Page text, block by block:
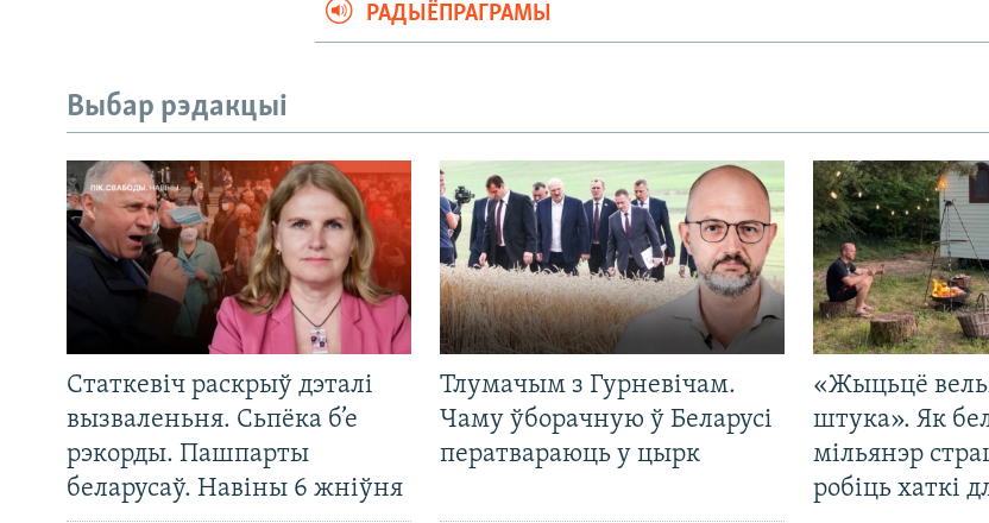
РАДЫЁПРАГРАМЫ
Выбар рэдакцыі
Статкевіч раскрыў дэталі
вызваленьня. Сьпёка б’е
рэкорды. Пашпарты
беларусаў. Навіны 6 жніўня
Тлумачым з Гурневічам.
Чаму ўборачную ў Беларусі
ператвараюць у цырк
«Жыцьцё
штука». Як
мільянэр
робіць хаткі